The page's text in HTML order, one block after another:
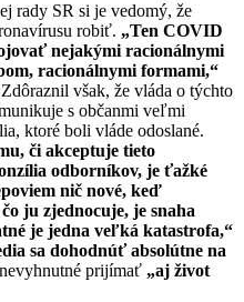
rady SR si je vedomý, že
robiť. „Ten COVID
nejakými racionálnymi
racionálnymi formami,“
však, že vláda o týchto
s občanmi veľmi
ktoré boli vláde odoslané.
či akceptuje tieto
odborníkov, je ťažké
nič nové, keď
ju zjednocuje, je snaha
je jedna veľká katastrofa,“
sa dohodnúť absolútne na
prijímať „aj život